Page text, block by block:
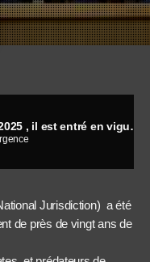
Nous l’espérions en Juin 2025 , il est entré en vigueur le 17 Janvier 2026
Jurisdiction) a été
de près de vingt ans de